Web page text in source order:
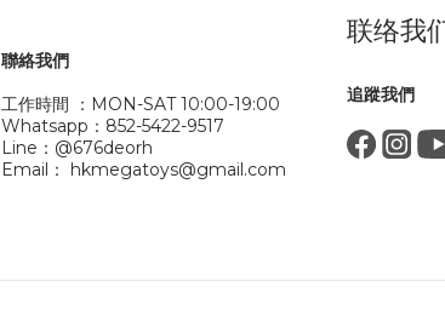
聯絡我們
工作時間 ：MON-SAT 10:00-19:00
Whatsapp：852-5422-9517
Line：@676deorh
Email： hkmegatoys@gmail.com
联络我
追蹤我們